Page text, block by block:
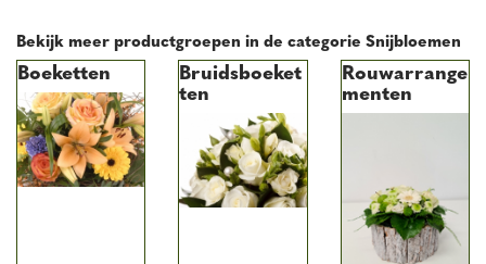
Bekijk meer productgroepen in de categorie Snijbloemen
Boeketten Bruidsboeket
ten
Rouwarrange
menten